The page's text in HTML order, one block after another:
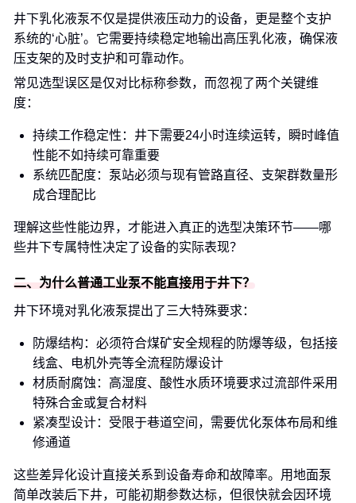
井下乳化液泵不仅是提供液压动力的设备，更是整个支护
系统的‘心脏’。它需要持续稳定地输出高压乳化液，确保液
压支架的及时支护和可靠动作。
常见选型误区是仅对比标称参数，而忽视了两个关键维
度：
持续工作稳定性：井下需要24小时连续运转，瞬时峰值
性能不如持续可靠重要
系统匹配度：泵站必须与现有管路直径、支架群数量形
成合理配比
理解这些性能边界，才能进入真正的选型决策环节——哪
些井下专属特性决定了设备的实际表现？
二、为什么普通工业泵不能直接用于井下？
井下环境对乳化液泵提出了三大特殊要求：
防爆结构：必须符合煤矿安全规程的防爆等级，包括接
线盒、电机外壳等全流程防爆设计
材质耐腐蚀：高湿度、酸性水质环境要求过流部件采用
特殊合金或复合材料
紧凑型设计：受限于巷道空间，需要优化泵体布局和维
修通道
这些差异化设计直接关系到设备寿命和故障率。用地面泵
简单改装后下井，可能初期参数达标，但很快就会因环境